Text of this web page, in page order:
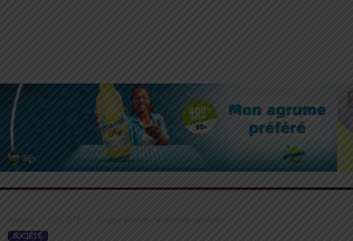
Accueil Grippe aviaire : la menace persiste
SOCIÉTÉ